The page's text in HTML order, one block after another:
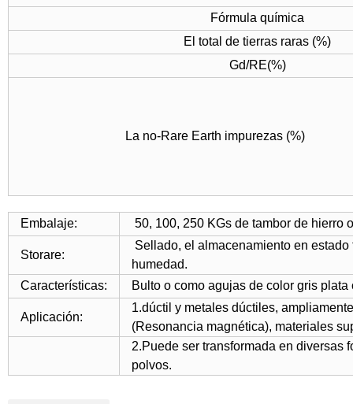
Fórmula química
El total de tierras raras (%)
Gd/RE(%)
La no-Rare Earth impurezas (%)
Embalaje: 50, 100, 250 KGs de tambor de hierro
Storare:
Sellado, el almacenamiento en
humedad.
Características:
Bulto o como agujas de color gris
Aplicación:
1.dúctil y metales dúctiles,
(Resonancia magnética), materiales
2.Puede ser transformada en diversas
polvos.